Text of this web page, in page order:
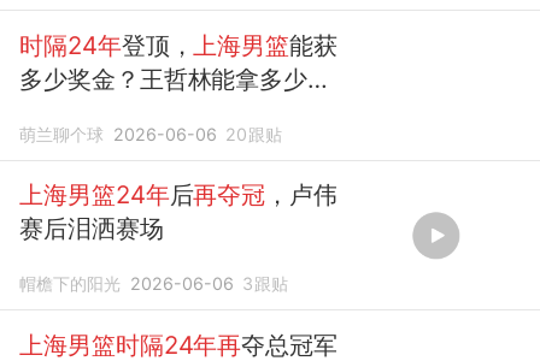
时隔24年登顶， 上海男篮能获
多少奖金？王哲林能拿多少
萌兰聊个球 2026-06-06 20跟贴
上海男篮24年后再夺冠 ，卢伟
赛后泪洒赛场
帽檐下的阳光 2026-06-06 3跟贴
上海男篮时隔24年再夺总冠军